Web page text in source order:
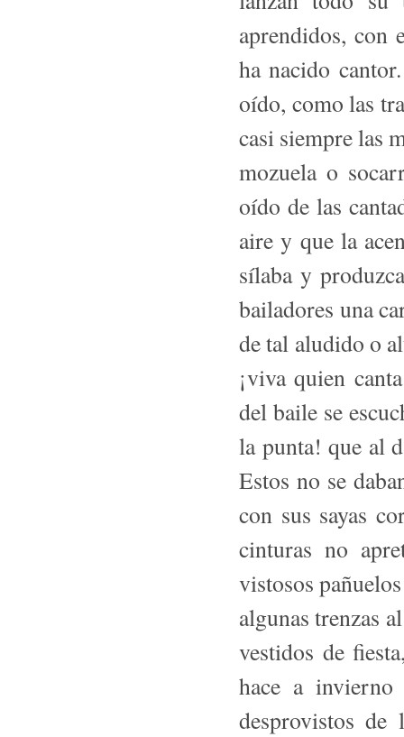
aprendidos, con
ha nacido
oído, como las
casi siempre las
mozuela o
oído de las
aire y que la
sílaba y
bailadores una
de tal aludido o
¡viva quien
del baile se
la punta! que al
Estos no se
con sus sayas
cinturas no
vistosos
algunas trenzas
vestidos de
hace a
desprovistos de